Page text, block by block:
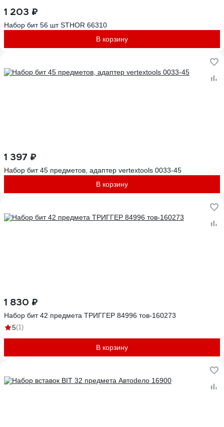
1 203 ₽
Набор бит 56 шт STHOR 66310
В корзину
1 397 ₽
Набор бит 45 предметов, адаптер vertextools 0033-45
В корзину
1 830 ₽
Набор бит 42 предмета ТРИГГЕР 84996 тов-160273
5(1)
В корзину